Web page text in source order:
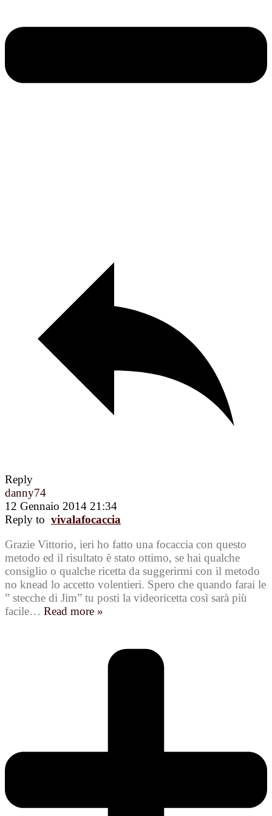
Reply
danny74
12 Gennaio 2014 21:34
Reply to vivalafocaccia
Grazie Vittorio, ieri ho fatto una focaccia con questo
metodo ed il risultato è stato ottimo, se hai qualche
consiglio o qualche ricetta da suggerirmi con il metodo
no knead lo accetto volentieri. Spero che quando farai le
” stecche di Jim” tu posti la videoricetta così sarà più
facile… Read more »